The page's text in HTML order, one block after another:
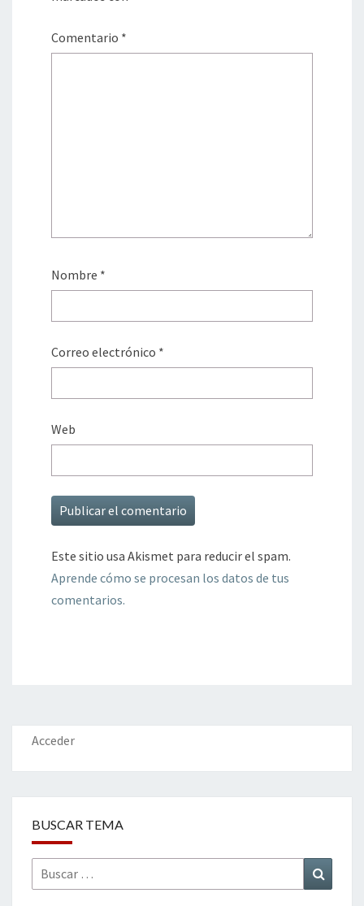
Comentario *
Nombre *
Correo electrónico *
Web
Este sitio usa Akismet para reducir el spam.
Aprende cómo se procesan los datos de tus
comentarios.
Acceder
BUSCAR TEMA
Buscar
por: